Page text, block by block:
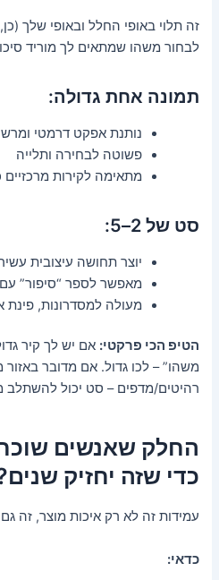
זה תלוי באופי החלל ובאופי שלך
לבחור משהו שמתאים לך מוריד
תמונה אחת גדולה:
נותנת אפקט דרמטי
פשוטה לבחירה ותלייה
מתאימה לקירות מרכזיים
סט של 2–5:
יוצר תחושה עיצובית
מאפשר לספר “סיפור”
מעולה למסדרונות, פינת
הטיפ הכי פרקטי: אם יש לך קיר
משהו” – לכו גדול. אם מדובר
רהיטים/מדפים – סט יכול להשתלב
החלק שאנשים
כדי שזה יחזיק
עמידות זה לא רק איכות מוצר, זה
כדאי: